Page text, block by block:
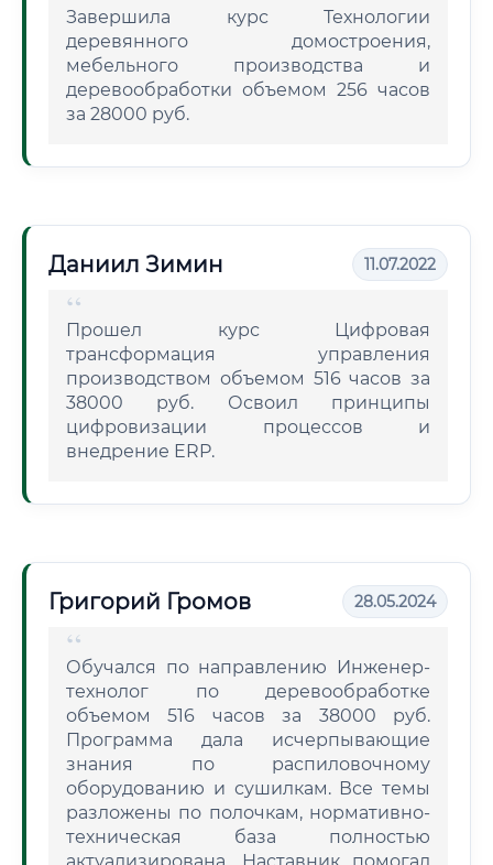
Завершила курс Технологии
деревянного домостроения,
мебельного производства и
деревообработки объемом 256 часов
за 28000 руб.
Даниил Зимин 11.07.2022
Прошел курс Цифровая
трансформация управления
производством объемом 516 часов за
38000 руб. Освоил принципы
цифровизации процессов и
внедрение ERP.
Григорий Громов 28.05.2024
Обучался по направлению Инженер-
технолог по деревообработке
объемом 516 часов за 38000 руб.
Программа дала исчерпывающие
знания по распиловочному
оборудованию и сушилкам. Все темы
разложены по полочкам, нормативно-
техническая база полностью